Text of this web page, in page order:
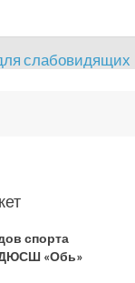
слабовидящих
ВАКАНСИИ
спорта
ДЮСШ «Обь»